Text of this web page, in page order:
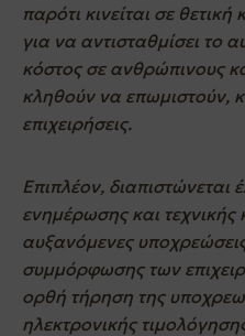
παρότι κινείται σε
για να αντισταθμίσει το
κόστος σε ανθρώπινους
κληθούν να επωμιστούν,
επιχειρήσεις.
Επιπλέον, διαπιστώνεται
ενημέρωσης και
αυξανόμενες
συμμόρφωσης των
ορθή τήρηση της
ηλεκτρονικής